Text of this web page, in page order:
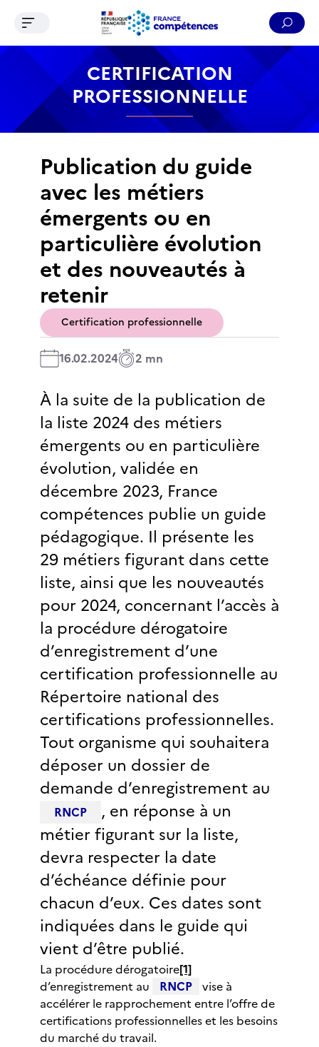
Contenu Recherche Menu Pied de page
Ouvrir le menu de navigation
CERTIFICATION
PROFESSIONNELLE
Publication du guide
avec les métiers
émergents ou en
particulière évolution
et des nouveautés à
retenir
Certification professionnelle
16.02.2024 2 mn
À la suite de la publication de
la liste 2024 des métiers
émergents ou en particulière
évolution, validée en
décembre 2023, France
compétences publie un guide
pédagogique. Il présente les
29 métiers figurant dans cette
liste, ainsi que les nouveautés
pour 2024, concernant l’accès à
la procédure dérogatoire
d’enregistrement d’une
certification professionnelle au
Répertoire national des
certifications professionnelles.
Tout organisme qui souhaitera
déposer un dossier de
demande d’enregistrement au
RNCP
, en réponse à un
métier figurant sur la liste,
devra respecter la date
d’échéance définie pour
chacun d’eux. Ces dates sont
indiquées dans le guide qui
vient d’être publié.
La procédure dérogatoire[1]
d’enregistrement au
RNCP vise à
accélérer le rapprochement entre l’offre de
certifications professionnelles et les besoins
du marché du travail.